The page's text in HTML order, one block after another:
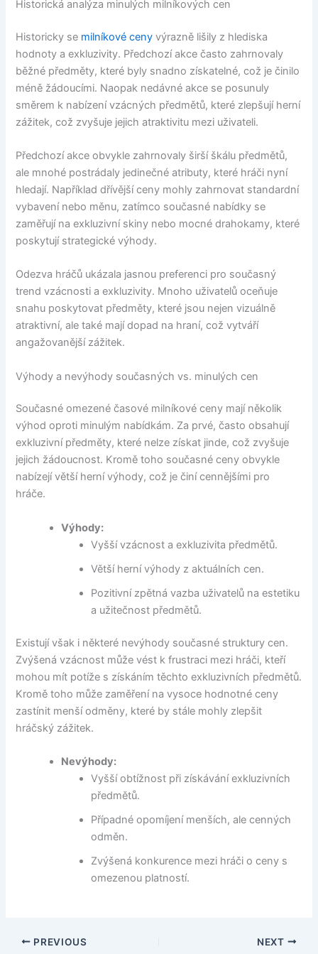
Historická analýza minulých milníkových cen
Historicky se milníkové ceny výrazně lišily z hlediska
hodnoty a exkluzivity. Předchozí akce často zahrnovaly
běžné předměty, které byly snadno získatelné, což je činilo
méně žádoucími. Naopak nedávné akce se posunuly
směrem k nabízení vzácných předmětů, které zlepšují herní
zážitek, což zvyšuje jejich atraktivitu mezi uživateli.
Předchozí akce obvykle zahrnovaly širší škálu předmětů,
ale mnohé postrádaly jedinečné atributy, které hráči nyní
hledají. Například dřívější ceny mohly zahrnovat standardní
vybavení nebo měnu, zatímco současné nabídky se
zaměřují na exkluzivní skiny nebo mocné drahokamy, které
poskytují strategické výhody.
Odezva hráčů ukázala jasnou preferenci pro současný
trend vzácnosti a exkluzivity. Mnoho uživatelů oceňuje
snahu poskytovat předměty, které jsou nejen vizuálně
atraktivní, ale také mají dopad na hraní, což vytváří
angažovanější zážitek.
Výhody a nevýhody současných vs. minulých cen
Současné omezené časové milníkové ceny mají několik
výhod oproti minulým nabídkám. Za prvé, často obsahují
exkluzivní předměty, které nelze získat jinde, což zvyšuje
jejich žádoucnost. Kromě toho současné ceny obvykle
nabízejí větší herní výhody, což je činí cennějšími pro
hráče.
Výhody:
Vyšší vzácnost a exkluzivita předmětů.
Větší herní výhody z aktuálních cen.
Pozitivní zpětná vazba uživatelů na estetiku
a užitečnost předmětů.
Existují však i některé nevýhody současné struktury cen.
Zvýšená vzácnost může vést k frustraci mezi hráči, kteří
mohou mít potíže s získáním těchto exkluzivních předmětů.
Kromě toho může zaměření na vysoce hodnotné ceny
zastínit menší odměny, které by stále mohly zlepšit
hráčský zážitek.
Nevýhody:
Vyšší obtížnost při získávání exkluzivních
předmětů.
Případné opomíjení menších, ale cenných
odměn.
Zvýšená konkurence mezi hráči o ceny s
omezenou platností.
PREVIOUS NEXT